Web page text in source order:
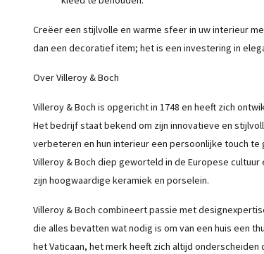
Creëer een stijlvolle en warme sfeer in uw interieur
dan een decoratief item; het is een investering in
Over Villeroy & Boch
Villeroy & Boch is opgericht in 1748 en heeft zich
Het bedrijf staat bekend om zijn innovatieve en
verbeteren en hun interieur een persoonlijke touch te
Villeroy & Boch diep geworteld in de Europese
zijn hoogwaardige keramiek en porselein.
Villeroy & Boch combineert passie met
die alles bevatten wat nodig is om van een huis een
het Vaticaan, het merk heeft zich altijd